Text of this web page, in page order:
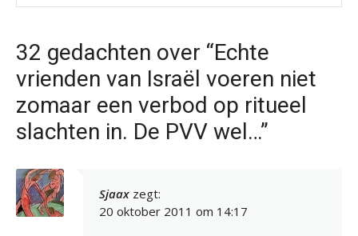
32 gedachten over “Echte
vrienden van Israël voeren niet
zomaar een verbod op ritueel
slachten in. De PVV wel…”
Sjaax zegt:
20 oktober 2011 om 14:17